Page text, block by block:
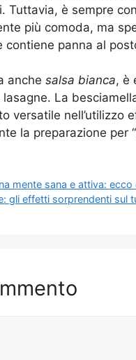
Tuttavia, è sempre
più comoda, ma
contiene panna al
anche salsa bianca, è
La
versatile nell’utilizzo
la preparazione per
mente sana e attiva:
gli effetti sorprendenti sul